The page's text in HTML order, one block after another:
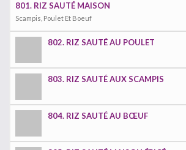
801. RIZ SAUTÉ MAISON
Scampis, Poulet Et Boeuf
802. RIZ SAUTÉ AU POULET
803. RIZ SAUTÉ AUX SCAMPIS
804. RIZ SAUTÉ AU BŒUF